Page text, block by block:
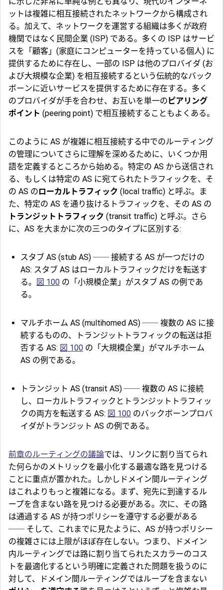
ットは複雑に相互接続されたネットワークから構成され
る。加えて、ネットワークを運営する組織は多くが政府
機関ではなく民間企業 (ISP) である。多くの ISP はサービ
スを「顧客」(家庭にコンピューターを持っている個人) に
提供するために存在し、一部の ISP は他のプロバイダ (お
よび大規模な企業) を相互接続するという伝統的なバック
ボーンに近いサービスを提供するために存在する。多く
のプロバイダが手を合わせ、お互いを単一の ピアリング
ポイント (peering point) で相互接続することもよくある。
このように AS が複雑に相互接続する中でのルーティング
の管理についてさらに理解を深めるために、いくつか用
語を定義するところから始める。特定の AS から送信され
る、もしくは特定の AS に宛てられたトラフィックを、そ
の AS のローカルトラフィック (local traffic) と呼ぶ。ま
た、特定の AS を通り抜けるトラフィックを、その AS の
トランジットトラフィック (transit traffic) と呼ぶ。さら
に、AS を大まかに次の三つのタイプに区別する:
スタブ AS (stub AS) ── 接続する AS が一つだけの
AS: スタブ AS はローカルトラフィックだけを転送す
る。
図 100 の「小規模企業」がスタブ AS の例であ
る。
マルチホーム AS (multihomed AS) ── 複数の AS に接
続するものの、トランジットトラフィックの転送は拒
否する AS: 図 100 の「大規模企業」がマルチホーム
AS の例である。
トランジット AS (transit AS) ── 複数の AS に接続
し、ローカルトラフィックとトランジットトラフィッ
クの両方を転送する AS: 図 100 のバックボーンプロバ
イダがトランジット AS の例である。
前章のルーティングの議論では、リンクに割り当てられ
た何らかのメトリックを最小化する最適な路を見つける
ことに重点が置かれた。しかしドメイン間ルーティング
はこれよりもっと複雑になる。まず、宛先に到達するル
ープを含まない路を見つける必要がある。次に、その路
は通過する AS が持つポリシーを遵守する必要がある
── そして、これまでに見たように、AS が持つポリシー
の複雑さには上限がほぼ存在しない。つまり、ドメイン
内ルーティングでは路に割り当てられたスカラーのコス
トを最適化するという明確に定義された問題を扱うのに
対して、ドメイン間ルーティングではループを含まない